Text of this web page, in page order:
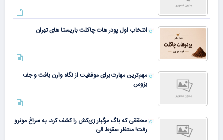
انتخاب اول پودر هات چاکلت باریستا های تهران
مهم‌ترین مهارت برای موفقیت از نگاه وارن بافت و جف
بزوس
محققی که باگ مرگبار زی‌کش را کشف کرد، به سراغ مونرو
رفت! منتظر سقوط قی